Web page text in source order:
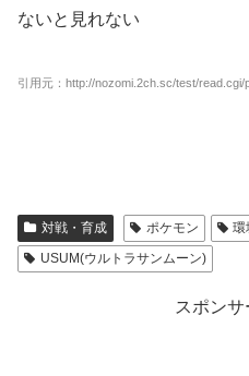
ないと見れない
引用元：http://nozomi.2ch.sc/test/read.cgi/
対戦・育成 ポケモン
環
USUM(ウルトラサンムーン)
スポンサ